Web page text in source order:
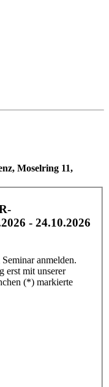
Moselring 11,
- 24.10.2026
anmelden.
erst mit unserer
(*) markierte